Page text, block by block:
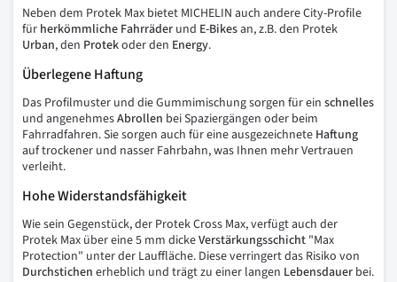
Neben dem Protek Max bietet MICHELIN auch andere City-Profile
für herkömmliche Fahrräder und E-Bikesan, z.B. den Protek
Urban, den Protekoder den Energy.
Überlegene Haftung
Das Profilmuster und die Gummimischung sorgen für ein schnelles
und angenehmesAbrollen bei Spaziergängen oder beim
Fahrradfahren. Sie sorgen auch für eine ausgezeichnete Haftung
auf trockener und nasser Fahrbahn, was Ihnen mehr Vertrauen
verleiht.
Hohe Widerstandsfähigkeit
Wie sein Gegenstück, der Protek Cross Max, verfügt auch der
Protek Max über eine 5 mm dickeVerstärkungsschicht "Max
Protection" unter der Lauffläche. Diese verringert das Risiko von
Durchstichen erheblich und trägt zu einer langen Lebensdauer bei.